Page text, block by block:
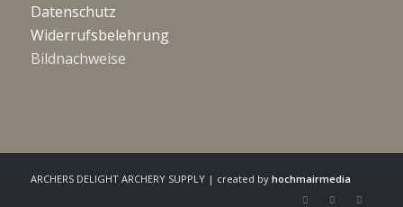
Datenschutz
Widerrufsbelehrung
Bildnachweise
ARCHERS DELIGHT ARCHERY SUPPLY | created by hochmairmedia